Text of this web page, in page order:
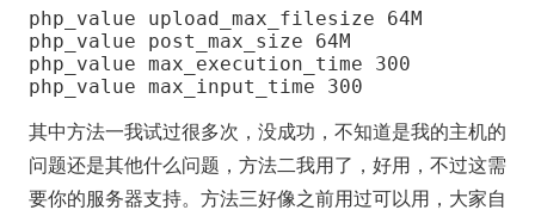
php_value upload_max_filesize 64M
php_value post_max_size 64M
php_value max_execution_time 300
php_value max_input_time 300
其中方法一我试过很多次，没成功，不知道是我的主机的
问题还是其他什么问题，方法二我用了，好用，不过这需
要你的服务器支持。方法三好像之前用过可以用，大家自